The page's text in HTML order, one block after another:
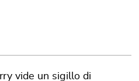
vide un sigillo di